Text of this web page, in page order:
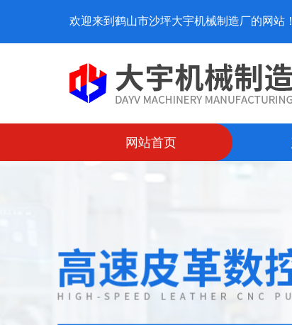
欢迎来到鹤山市沙坪大宇机械制造厂的网站！
网站首页